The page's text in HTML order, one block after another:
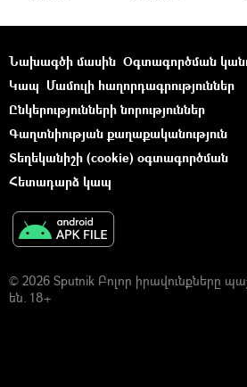
Նախագծի մասին Օգտագործման
Կապ Մամուլի հաղորդագրություններ
Ընկերությունների նորություններ
Գաղտնիության քաղաքականություն
Տեղեկանիշի (cookie) օգտագործման
Հետադարձ կապ
© 2026 Sputnik Բոլոր իրավունքները
են. 18+